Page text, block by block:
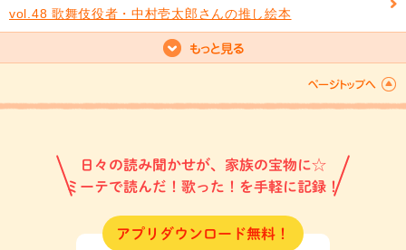
vol.48 歌舞伎役者・中村壱太郎さんの推し絵本
日々の読み聞かせが、家族の宝物に☆
ミーテで読んだ！歌った！を手軽に記録！
アプリダウンロード無料！